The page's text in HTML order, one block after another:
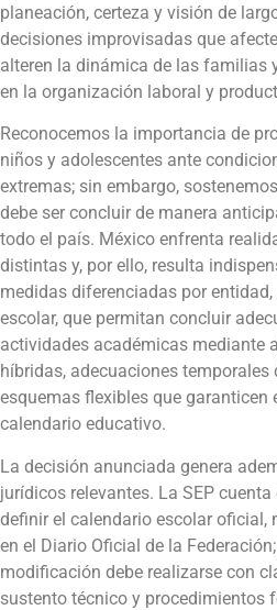
planeación, certeza y visión de
decisiones improvisadas que
alteren la dinámica de las familias
en la organización laboral y
Reconocemos la importancia de
niños y adolescentes ante
extremas; sin embargo,
debe ser concluir de manera
todo el país. México enfrenta
distintas y, por ello, resulta
medidas diferenciadas por
escolar, que permitan concluir
actividades académicas mediante
híbridas, adecuaciones
esquemas flexibles que garanticen
calendario educativo.
La decisión anunciada genera
jurídicos relevantes. La SEP
definir el calendario escolar oficial,
en el Diario Oficial de la
modificación debe realizarse con
sustento técnico y procedimientos